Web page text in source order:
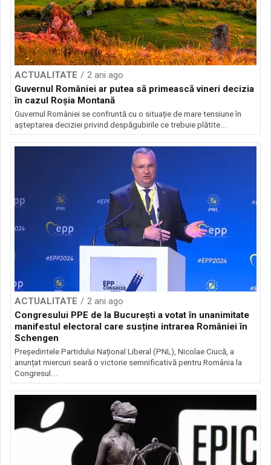
ACTUALITATE
2 ani ago
Guvernul României ar putea să primească vineri decizia
în cazul Roșia Montană
Guvernul României se confruntă cu o situație de mare tensiune în
așteptarea deciziei privind despăgubirile ce trebuie plătite...
ACTUALITATE
2 ani ago
Congresului PPE de la București a votat în unanimitate
manifestul electoral care susține intrarea României în
Schengen
Președintele Partidului Național Liberal (PNL), Nicolae Ciucă, a
anunțat miercuri seară o victorie semnificativă pentru România la
Congresul...